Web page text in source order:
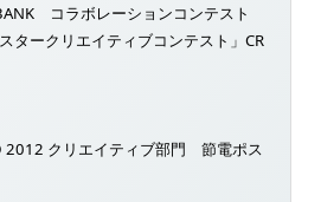
コラボレーションコンテスト
タークリエイティブコンテスト」CR
2012 クリエイティブ部門 節電ポス